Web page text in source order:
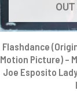
OUT
Flashdance
Motion Picture) –
Joe Esposito